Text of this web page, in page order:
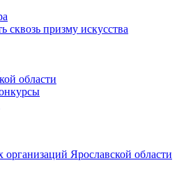
сквозь призму искусства
области
организаций Ярославской области